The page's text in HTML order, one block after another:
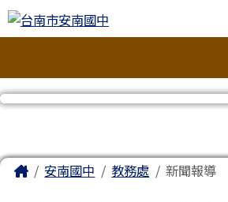
跳至主內容區
台南市安南國中
主內容區域
Home安南國中 教務處 新聞報導
頁尾區域